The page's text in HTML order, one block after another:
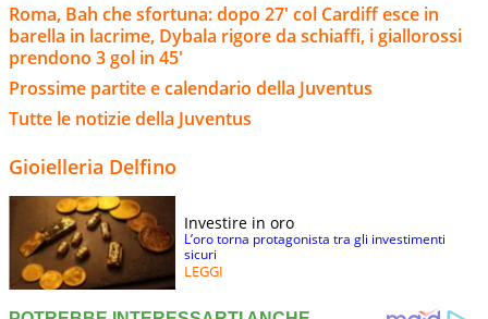
Roma, Bah che sfortuna: dopo 27' col Cardiff esce in
barella in lacrime, Dybala rigore da schiaffi, i giallorossi
prendono 3 gol in 45'
Prossime partite e calendario della Juventus
Tutte le notizie della Juventus
Gioielleria Delfino
Investire in oro
L’oro torna protagonista tra gli investimenti
sicuri
LEGGI